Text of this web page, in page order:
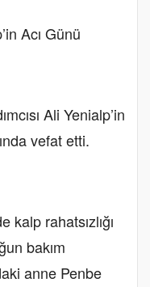
Acı Günü
Ali Yenialp’in
vefat etti.
kalp rahatsızlığı
bakım
anne Penbe